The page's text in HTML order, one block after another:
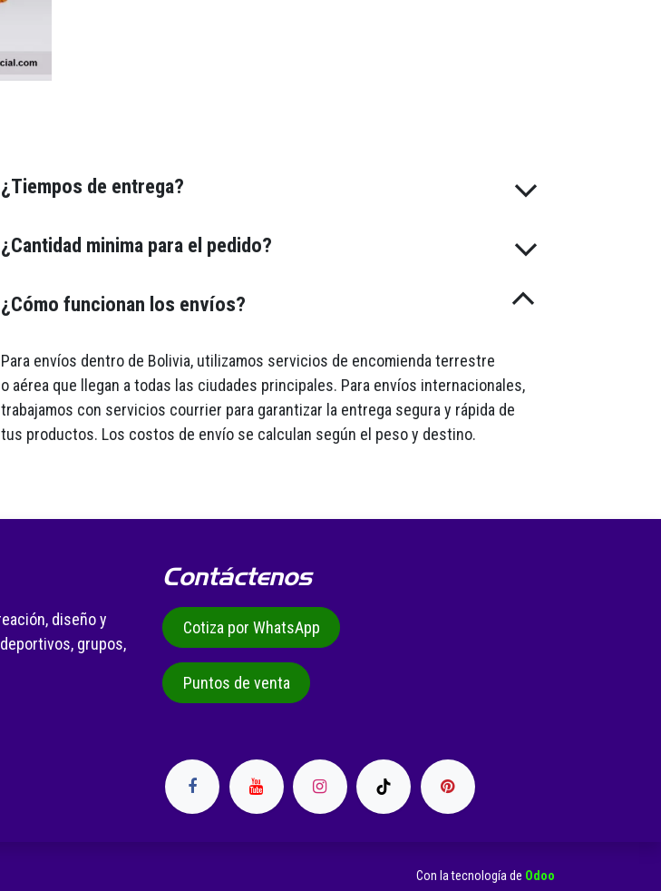
¿Tiempos de entrega?
¿Cantidad minima para el pedido?
¿Cómo funcionan los envíos?
Para envíos dentro de Bolivia, utilizamos servicios de encomienda terrestre
o aérea que llegan a todas las ciudades principales. Para envíos internacionales,
trabajamos con servicios courrier para garantizar la entrega segura y rápida de
tus productos. Los costos de envío se calculan según el peso y destino.
diseño y
grupos,
Contáctenos
Cotiza por WhatsApp
Puntos de venta
Con la tecnología de Odoo